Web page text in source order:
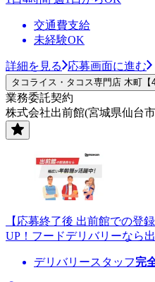
交通費支給
未経験OK
詳細を見る 応募画面に進む
タコライス・タコス専門店 木町
業務委託契約
株式会社出前館(宮城県仙台
【応募終了後 出前館での登
UP！フードデリバリーなら出
デリバリースタッフ完